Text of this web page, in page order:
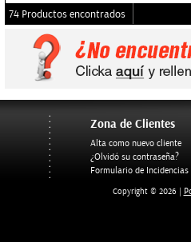
74 Productos encontrados
Zona de Clientes
Alta como nuevo cliente
¿Olvidó su contraseña?
Formulario de Incidencias
Copyright © 2026 |